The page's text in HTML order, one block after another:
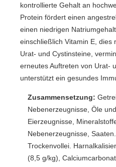
kontrollierte Gehalt an
Protein fördert einen
einen niedrigen
einschließlich Vitamin E, dies
Urat- und Cystinsteine,
erneutes Auftreten von Urat-
unterstützt ein gesundes
Zusammensetzung:
Nebenerzeugnisse, Öle
Eierzeugnisse,
Nebenerzeugnisse,
Trockenvollei.
(8,5 g/kg),